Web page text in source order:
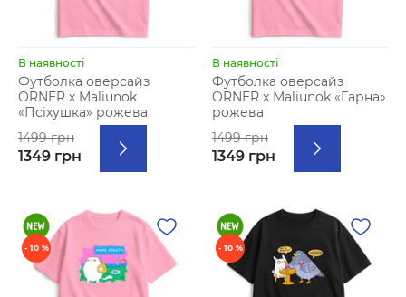
В наявності
Футболка оверсайз
ORNER х Maliunok
«Псіхушка» рожева
1499 грн
1349 грн
В наявності
Футболка оверсайз
ORNER х Maliunok «Гарна»
рожева
1499 грн
1349 грн
- 10 % - 10 %